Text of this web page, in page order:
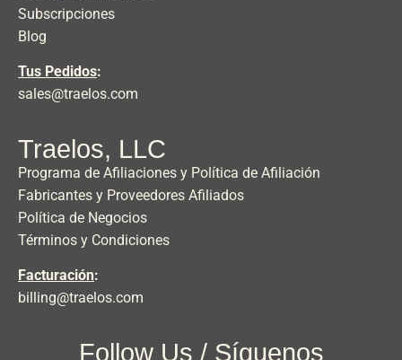
Subscripciones
Blog
Tus Pedidos:
sales@traelos.com
Traelos, LLC
Programa de Afiliaciones y Política de Afiliación
Fabricantes y Proveedores Afiliados
Política de Negocios
Términos y Condiciones
Facturación:
billing@traelos.com
Follow Us / Síguenos